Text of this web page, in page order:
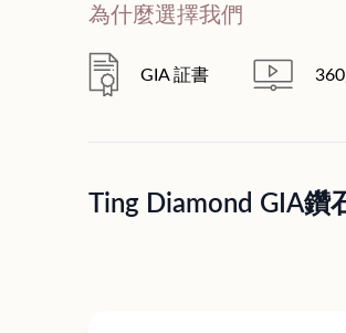
為什麼選擇我們
GIA 証書
Ting Diamond GIA